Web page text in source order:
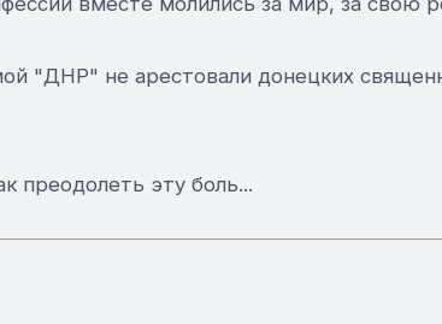
"ДНР" не арестовали донецких
преодолеть эту боль...